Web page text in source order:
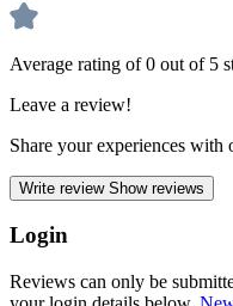
Average rating of 0 out of 5
Leave a review!
Share your experiences with
Write review Show reviews
Login
Reviews can only be